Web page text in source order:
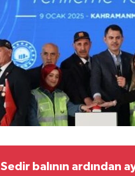
Sedir balının ardından